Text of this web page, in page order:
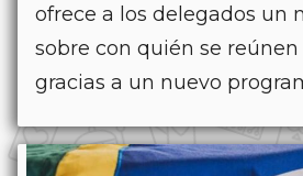
ofrece a los delegados un
sobre con quién se reúnen
gracias a un nuevo